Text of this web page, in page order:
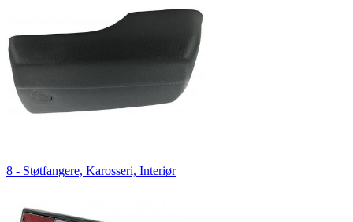
8 - Støtfangere, Karosseri, Interiør